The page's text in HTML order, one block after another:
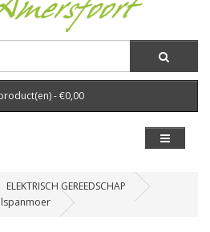
- €0,00
ELEKTRISCH GEREEDSCHAP